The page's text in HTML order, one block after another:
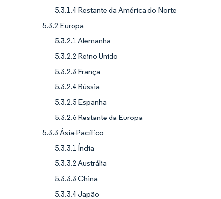
5.3.1.4 Restante da América do Norte
5.3.2 Europa
5.3.2.1 Alemanha
5.3.2.2 Reino Unido
5.3.2.3 França
5.3.2.4 Rússia
5.3.2.5 Espanha
5.3.2.6 Restante da Europa
5.3.3 Ásia-Pacífico
5.3.3.1 Índia
5.3.3.2 Austrália
5.3.3.3 China
5.3.3.4 Japão